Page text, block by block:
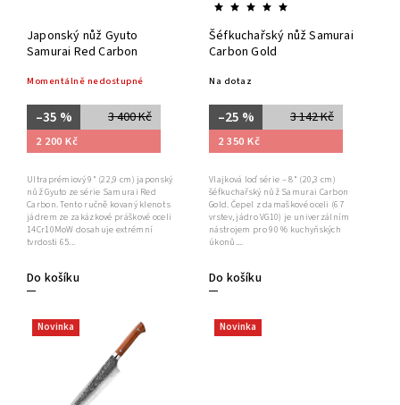
Japonský nůž Gyuto
Samurai Red Carbon
Momentálně nedostupné
3 400 Kč
–35 %
2 200 Kč
Do košíku
Ultraprémiový 9" (22,9 cm) japonský
nůž Gyuto ze série Samurai Red
Carbon. Tento ručně kovaný klenot s
jádrem ze zakázkové práškové oceli
14Cr10MoW dosahuje extrémní
tvrdosti 65...
Šéfkuchařský nůž Samurai
Carbon Gold
Na dotaz
3 142 Kč
–25 %
2 350 Kč
Do košíku
Vlajková loď série – 8" (20,3 cm)
šéfkuchařský nůž Samurai Carbon
Gold. Čepel z damaškové oceli (67
vrstev, jádro VG10) je univerzálním
nástrojem pro 90 % kuchyňských
úkonů....
Novinka Novinka